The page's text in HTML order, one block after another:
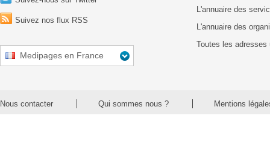
Suivez nos flux RSS
Medipages en France
L'annuaire des
L'annuaire des
Toutes les adresses
Nous contacter Qui sommes nous ? Mentions